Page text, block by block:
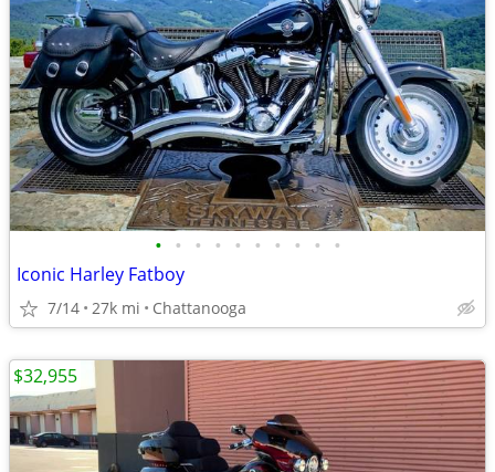
• • • • • • • • • •
Iconic Harley Fatboy
7/14 27k mi Chattanooga
$32,955